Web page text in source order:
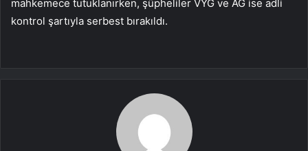
mahkemece tutuklanırken, şüpheliler VYG ve AG ise adli
kontrol şartıyla serbest bırakıldı.